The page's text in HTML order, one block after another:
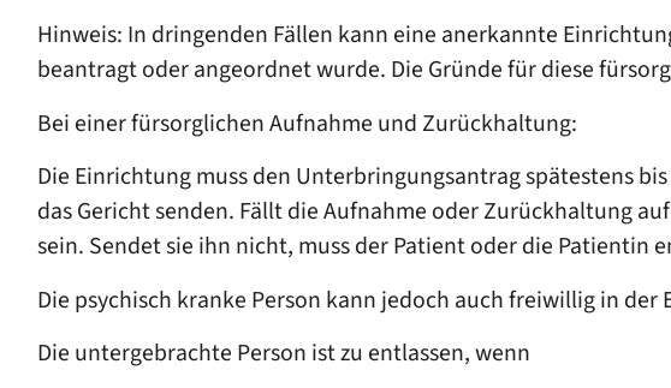
Hinweis: In dringenden Fällen kann eine anerkannte
beantragt oder angeordnet wurde. Die Gründe für diese
Bei einer fürsorglichen Aufnahme und Zurückhaltung:
Die Einrichtung muss den Unterbringungsantrag spätestens
das Gericht senden. Fällt die Aufnahme oder Zurückhaltung
sein. Sendet sie ihn nicht, muss der Patient oder die Patientin
Die psychisch kranke Person kann jedoch auch freiwillig in
Die untergebrachte Person ist zu entlassen, wenn